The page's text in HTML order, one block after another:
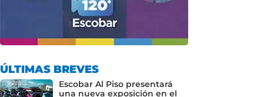
ÚLTIMAS BREVES
Escobar Al Piso presentará
una nueva exposición en el